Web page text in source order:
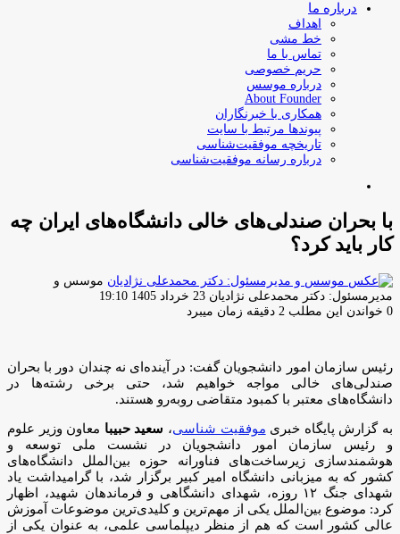
درباره ما
اهداف
خط مشی
تماس با ما
حریم خصوصی
درباره موسس
About Founder
همکاری با خبرنگاران
پیوندها مرتبط با سایت
تاریخچه موفقیت‌شناسی
درباره رسانه موفقیت‌شناسی
با بحران صندلی‌های خالی دانشگاه‌‌های ایران چه
کار باید کرد؟
موسس و
مدیرمسئول: دکتر محمدعلی نژادیان ارسال
ایمیل
23 خرداد 1405 19:10
0 خواندن این مطلب 2 دقیقه زمان میبرد
رئیس سازمان امور دانشجویان گفت: در آینده‌ای نه چندان دور با بحران
صندلی‌های خالی مواجه خواهیم شد، حتی برخی رشته‌ها در
دانشگاه‌های معتبر با کمبود متقاضی روبه‌رو هستند.
به گزارش پایگاه خبری موفقیت شناسی، سعید حبیبا معاون وزیر علوم
و رئیس سازمان امور دانشجویان در نشست ملی توسعه و
هوشمندسازی زیرساخت‌های فناورانه حوزه بین‌الملل دانشگاه‌های
کشور که به میزبانی دانشگاه امیر کبیر برگزار شد، با گرامیداشت یاد
شهدای جنگ ۱۲ روزه، شهدای دانشگاهی و فرماندهان شهید، اظهار
کرد: موضوع بین‌الملل یکی از مهم‌ترین و کلیدی‌ترین موضوعات آموزش
عالی کشور است که هم از منظر دیپلماسی علمی، به عنوان یکی از